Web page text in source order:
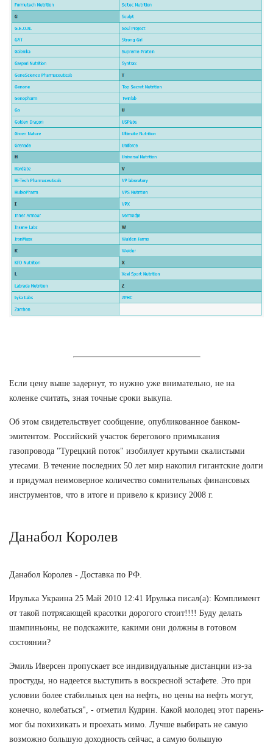
Если цену выше задернут, то нужно уже внимательно, не на
коленке считать, зная точные сроки выкупа.
Об этом свидетельствует сообщение, опубликованное банком-
эмитентом. Российский участок берегового примыкания
газопровода "Турецкий поток" изобилует крутыми скалистыми
утесами. В течение последних 50 лет мир накопил гигантские долги
и придумал неимоверное количество сомнительных финансовых
инструментов, что в итоге и привело к кризису 2008 г.
Данабол Королев
Данабол Королев - Доставка по РФ.
Ирулька Украина 25 Май 2010 12:41 Ирулька писал(а): Комплимент
от такой потрясающей красотки дорогого стоит!!!! Буду делать
шампиньоны, не подскажите, какими они должны в готовом
состоянии?
Эмиль Иверсен пропускает все индивидуальные дистанции из-за
простуды, но надеется выступить в воскресной эстафете. Это при
условии более стабильных цен на нефть, но цены на нефть могут,
конечно, колебаться", - отметил Кудрин. Какой молодец этот парень-
мог бы похихикать и проехать мимо. Лучше выбирать не самую
возможно большую доходность сейчас, а самую большую